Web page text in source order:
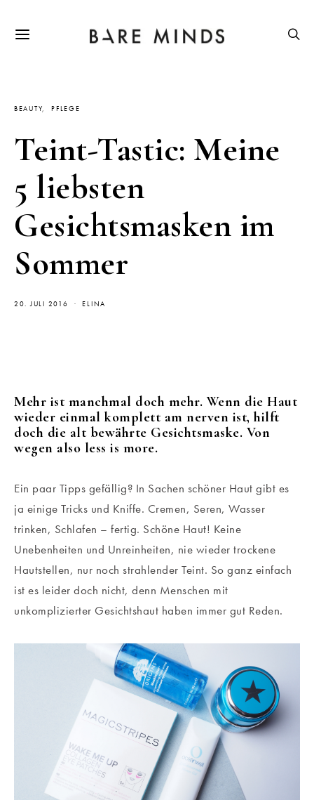
BEAUTY PFLEGE
Teint-Tastic: Meine
5 liebsten
Gesichtsmasken im
Sommer
20. JULI 2016 ELINA
Mehr ist manchmal doch mehr. Wenn die Haut
wieder einmal komplett am nerven ist, hilft
doch die alt bewährte Gesichtsmaske. Von
wegen also less is more.
Ein paar Tipps gefällig? In Sachen schöner Haut gibt es
ja einige Tricks und Kniffe. Cremen, Seren, Wasser
trinken, Schlafen – fertig. Schöne Haut! Keine
Unebenheiten und Unreinheiten, nie wieder trockene
Hautstellen, nur noch strahlender Teint. So ganz einfach
ist es leider doch nicht, denn Menschen mit
unkomplizierter Gesichtshaut haben immer gut Reden.